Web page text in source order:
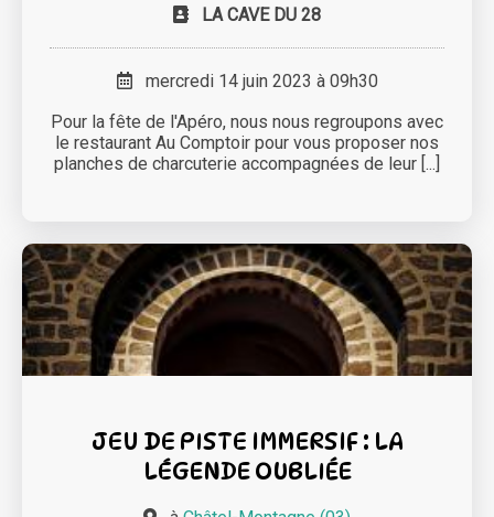
LA CAVE DU 28
mercredi 14 juin 2023 à 09h30
Pour la fête de l'Apéro, nous nous regroupons avec
le restaurant Au Comptoir pour vous proposer nos
planches de charcuterie accompagnées de leur [...]
JEU DE PISTE IMMERSIF : LA
LÉGENDE OUBLIÉE